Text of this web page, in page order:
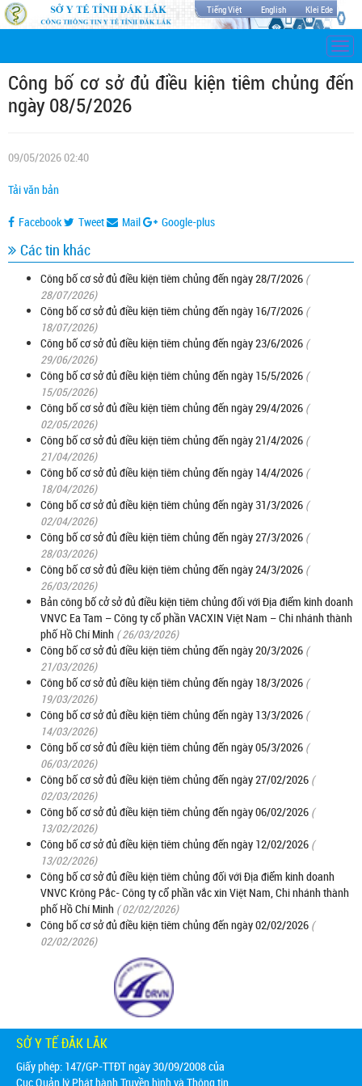
Tiếng Việt English Klei Ede
Công bố cơ sở đủ điều kiện tiêm chủng đến
ngày 08/5/2026
09/05/2026 02:40
Tải văn bản
Facebook Tweet Mail Google-plus
Các tin khác
Công bố cơ sở đủ điều kiện tiêm chủng đến ngày 28/7/2026 (
28/07/2026)
Công bố cơ sở đủ điều kiện tiêm chủng đến ngày 16/7/2026 (
18/07/2026)
Công bố cơ sở đủ điều kiện tiêm chủng đến ngày 23/6/2026 (
29/06/2026)
Công bố cơ sở đủ điều kiện tiêm chủng đến ngày 15/5/2026 (
15/05/2026)
Công bố cơ sở đủ điều kiện tiêm chủng đến ngày 29/4/2026 (
02/05/2026)
Công bố cơ sở đủ điều kiện tiêm chủng đến ngày 21/4/2026 (
21/04/2026)
Công bố cơ sở đủ điều kiện tiêm chủng đến ngày 14/4/2026 (
18/04/2026)
Công bố cơ sở đủ điều kiện tiêm chủng đến ngày 31/3/2026 (
02/04/2026)
Công bố cơ sở đủ điều kiện tiêm chủng đến ngày 27/3/2026 (
28/03/2026)
Công bố cơ sở đủ điều kiện tiêm chủng đến ngày 24/3/2026 (
26/03/2026)
Bản công bố cở sở đủ điều kiện tiêm chủng đối với Địa điểm kinh doanh
VNVC Ea Tam – Công ty cổ phần VACXIN Việt Nam – Chi nhánh thành
phố Hồ Chí Minh ( 26/03/2026)
Công bố cơ sở đủ điều kiện tiêm chủng đến ngày 20/3/2026 (
21/03/2026)
Công bố cơ sở đủ điều kiện tiêm chủng đến ngày 18/3/2026 (
19/03/2026)
Công bố cơ sở đủ điều kiện tiêm chủng đến ngày 13/3/2026 (
14/03/2026)
Công bố cơ sở đủ điều kiện tiêm chủng đến ngày 05/3/2026 (
06/03/2026)
Công bố cơ sở đủ điều kiện tiêm chủng đến ngày 27/02/2026 (
02/03/2026)
Công bố cơ sở đủ điều kiện tiêm chủng đến ngày 06/02/2026 (
13/02/2026)
Công bố cơ sở đủ điều kiện tiêm chủng đến ngày 12/02/2026 (
13/02/2026)
Công bố cơ sở đủ điều kiện tiêm chủng đối với Địa điểm kinh doanh
VNVC Krông Pắc- Công ty cổ phần vắc xin Việt Nam, Chi nhánh thành
phố Hồ Chí Minh ( 02/02/2026)
Công bố cơ sở đủ điều kiện tiêm chủng đến ngày 02/02/2026 (
02/02/2026)
SỞ Y TẾ ĐẮK LẮK
Giấy phép: 147/GP-TTĐT ngày 30/09/2008 của
Cục Quản lý Phát hành Truyền hình và Thông tin